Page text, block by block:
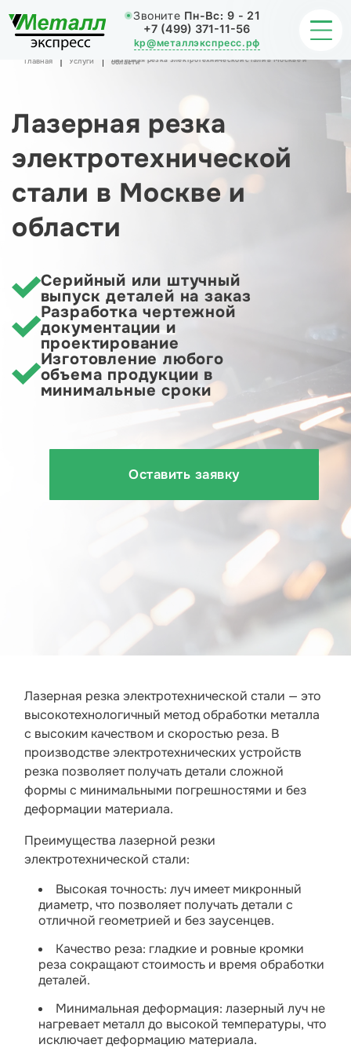
Звоните Пн-Вс: 9 - 21
+7 (499) 371-11-56
kp@металлэкспресс.рф
ОБРАБОТКА МЕТАЛЛА
ИЗДЕЛИЯ
НАШИ РАБОТЫ
СТАТЬИ
О КОМПАНИИ
КОНТАКТЫ
Главная Услуги Лазерная резка электротехнической стали в Москве и
области
Лазерная резка
электротехнической
стали в Москве и
области
Серийный или штучный
выпуск деталей на заказ
Разработка чертежной
документации и
проектирование
Изготовление любого
объема продукции в
минимальные сроки
Оставить заявку
Лазерная резка электротехнической стали — это
высокотехнологичный метод обработки металла
с высоким качеством и скоростью реза. В
производстве электротехнических устройств
резка позволяет получать детали сложной
формы с минимальными погрешностями и без
деформации материала.
Преимущества лазерной резки
электротехнической стали:
Высокая точность: луч имеет микронный
диаметр, что позволяет получать детали с
отличной геометрией и без заусенцев.
Качество реза: гладкие и ровные кромки
реза сокращают стоимость и время обработки
деталей.
Минимальная деформация: лазерный луч не
нагревает металл до высокой температуры, что
исключает деформацию материала.